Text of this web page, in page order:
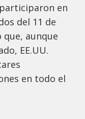
en
del 11 de
aunque
EE.UU.
en todo el